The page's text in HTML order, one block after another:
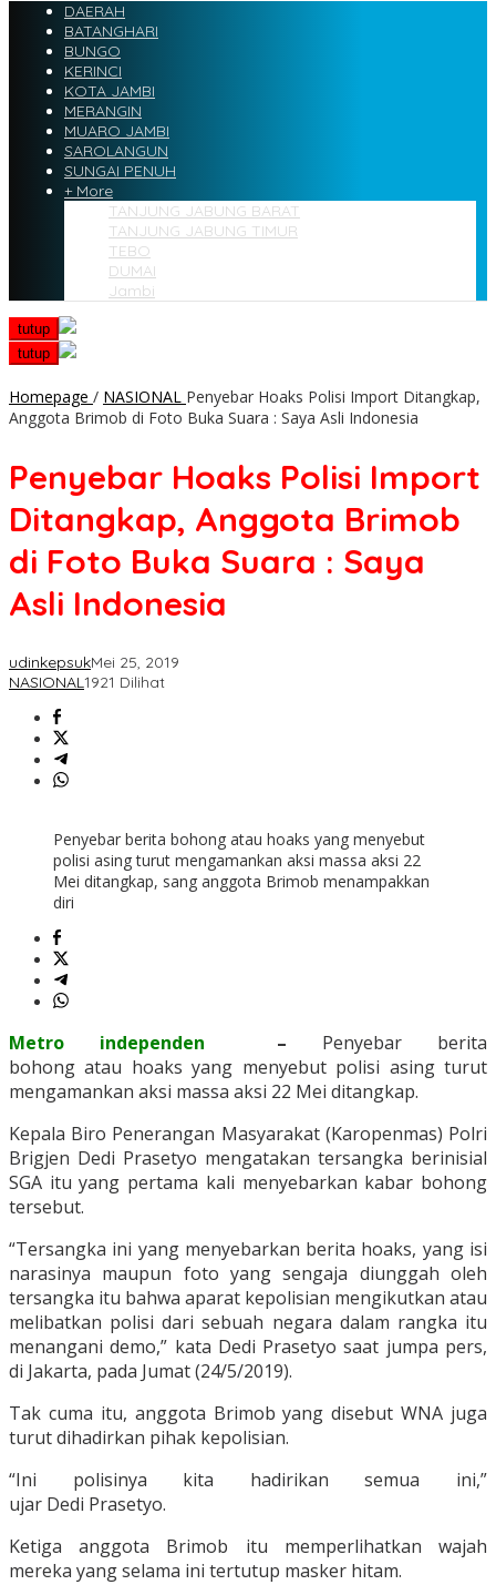
DAERAH
BATANGHARI
BUNGO
KERINCI
KOTA JAMBI
MERANGIN
MUARO JAMBI
SAROLANGUN
SUNGAI PENUH
+ More
TANJUNG JABUNG BARAT
TANJUNG JABUNG TIMUR
TEBO
DUMAI
Jambi
tutup
tutup
Homepage / NASIONAL Penyebar Hoaks Polisi Import Ditangkap,
Anggota Brimob di Foto Buka Suara : Saya Asli Indonesia
Penyebar Hoaks Polisi Import
Ditangkap, Anggota Brimob
di Foto Buka Suara : Saya
Asli Indonesia
udinkepsukMei 25, 2019
NASIONAL1921 Dilihat
Penyebar berita bohong atau hoaks yang menyebut
polisi asing turut mengamankan aksi massa aksi 22
Mei ditangkap, sang anggota Brimob menampakkan
diri
Metro independen – Penyebar berita
bohong atau hoaks yang menyebut polisi asing turut
mengamankan aksi massa aksi 22 Mei ditangkap.
Kepala Biro Penerangan Masyarakat (Karopenmas) Polri
Brigjen Dedi Prasetyo mengatakan tersangka berinisial
SGA itu yang pertama kali menyebarkan kabar bohong
tersebut.
“Tersangka ini yang menyebarkan berita hoaks, yang isi
narasinya maupun foto yang sengaja diunggah oleh
tersangka itu bahwa aparat kepolisian mengikutkan atau
melibatkan polisi dari sebuah negara dalam rangka itu
menangani demo,” kata Dedi Prasetyo saat jumpa pers,
di Jakarta, pada Jumat (24/5/2019).
Tak cuma itu, anggota Brimob yang disebut WNA juga
turut dihadirkan pihak kepolisian.
“Ini polisinya kita hadirikan semua ini,”
ujar Dedi Prasetyo.
Ketiga anggota Brimob itu memperlihatkan wajah
mereka yang selama ini tertutup masker hitam.